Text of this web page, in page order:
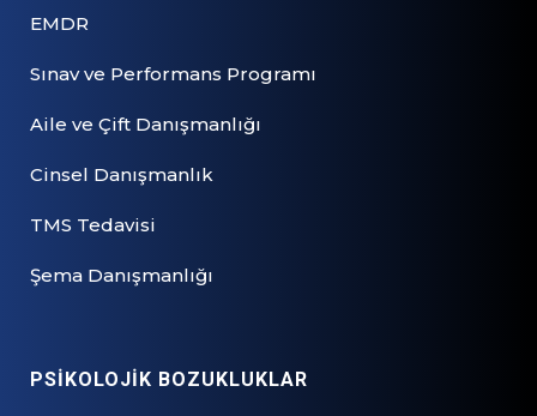
EMDR
Sınav ve Performans Programı
Aile ve Çift Danışmanlığı
Cinsel Danışmanlık
TMS Tedavisi
Şema Danışmanlığı
PSİKOLOJİK BOZUKLUKLAR